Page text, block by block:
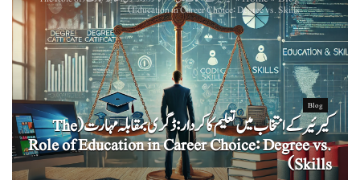
Education in Career Choice: Degree vs. Skills)
Blog
کیرئیر کے انتخاب میں تعلیم کا کردار: ڈگری بمقابلہ مہارت (The
Role of Education in Career Choice: Degree vs.
Skills)